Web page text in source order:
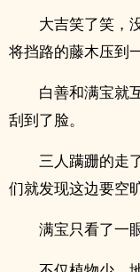
大吉笑了笑，
将挡路的藤木压到
白善和满宝就
刮到了脸。
三人蹒跚的走
们就发现这边要空
满宝只看了一